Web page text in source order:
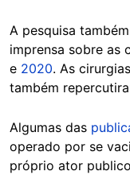
A pesquisa
imprensa sobre as
e 2020. As
também
Algumas das
operado por se
próprio ator